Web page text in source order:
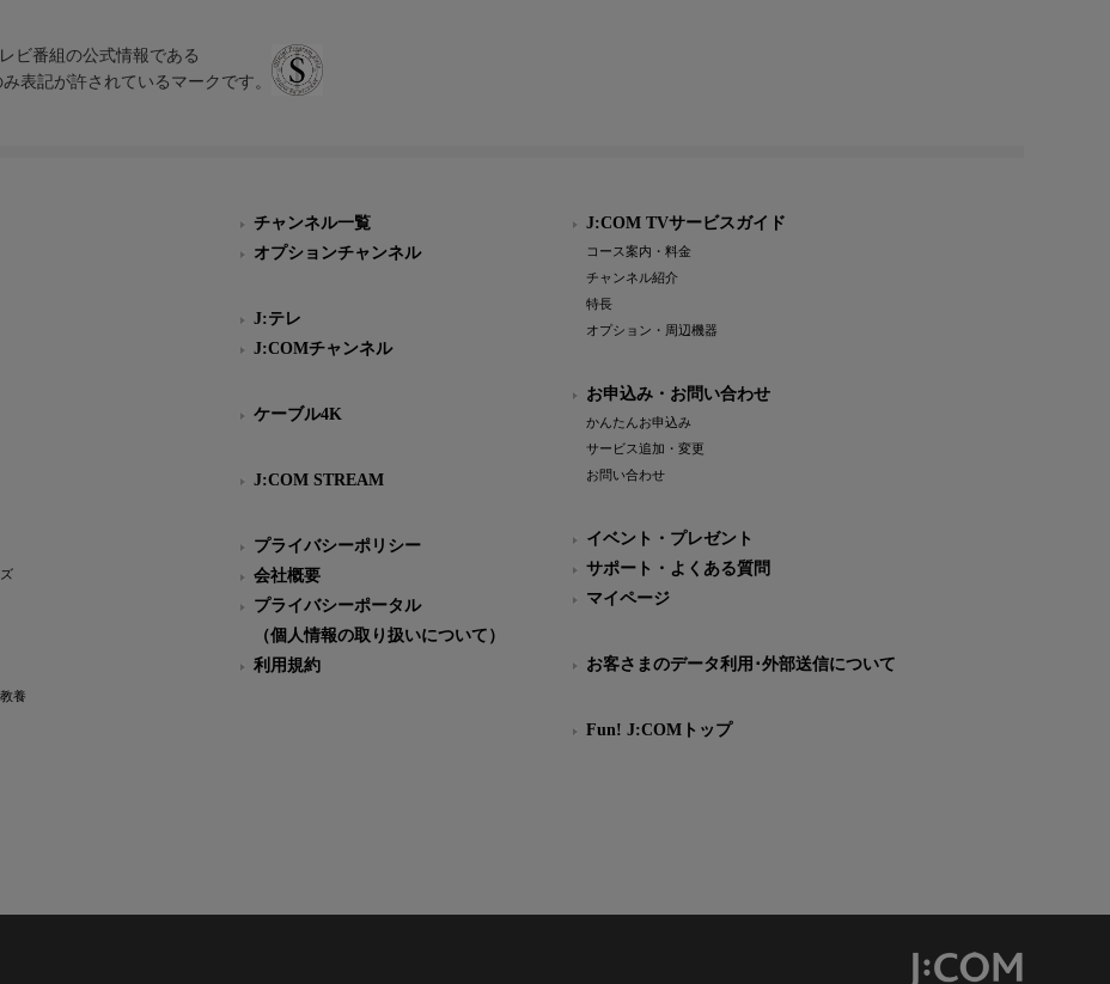
ビ番組の公式情報である
表記が許されているマークです。
養
チャンネル一覧
オプションチャンネル
J:テレ
J:COMチャンネル
ケーブル4K
J:COM STREAM
プライバシーポリシー
会社概要
プライバシーポータル
（個人情報の取り扱いについて）
利用規約
J:COM TVサービスガイド
コース案内・料金
チャンネル紹介
特長
オプション・周辺機器
お申込み・お問い合わせ
かんたんお申込み
サービス追加・変更
お問い合わせ
イベント・プレゼント
サポート・よくある質問
マイページ
お客さまのデータ利用･外部送信について
Fun! J:COMトップ